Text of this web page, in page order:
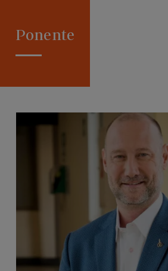
Ponente